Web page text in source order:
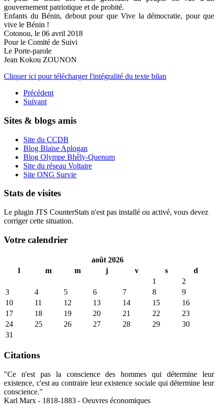
gouvernement patriotique et de probité.
Enfants du Bénin, debout pour que Vive la démocratie, pour que
vive le Bénin !
Cotonou, le 06 avril 2018
Pour le Comité de Suivi
Le Porte-parole
Jean Kokou ZOUNON
Cliquer ici pour télécharger l'intégralité du texte bilan
Précédent
Suivant
Sites & blogs amis
Site du CCDB
Blog Blaise Aplogan
Blog Olympe Bhêly-Quenum
Site du réseau Voltaire
Site ONG Survie
Stats de visites
Le plugin JTS CounterStats n'est pas installé ou activé, vous devez
corriger cette situation.
Votre calendrier
août 2026
l
m m j v s
d
1
2
3
4 5 6 7 8
9
10
11 12 13 14 15
16
17
18 19 20 21 22
23
24
25 26 27 28 29
30
31
Citations
"Ce n'est pas la conscience des hommes qui détermine leur
existence, c'est au contraire leur existence sociale qui détermine leur
conscience."
Karl Marx - 1818-1883 - Oeuvres économiques